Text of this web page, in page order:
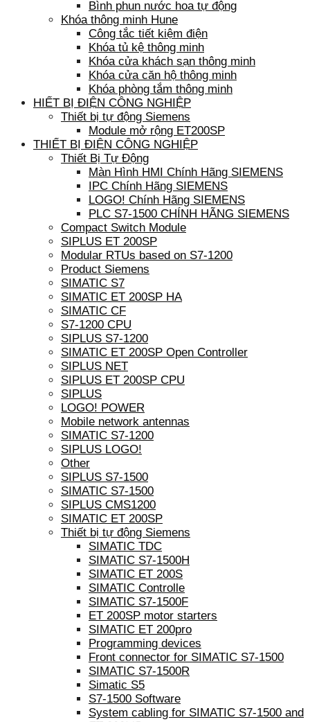
Bình phun nước hoa tự động
Khóa thông minh Hune
Công tắc tiết kiệm điện
Khóa tủ kệ thông minh
Khóa cửa khách sạn thông minh
Khóa cửa căn hộ thông minh
Khóa phòng tắm thông minh
HIẾT BỊ ĐIỆN CÔNG NGHIỆP
Thiết bị tự động Siemens
Module mở rộng ET200SP
THIẾT BỊ ĐIỆN CÔNG NGHIỆP
Thiết Bị Tự Động
Màn Hình HMI Chính Hãng SIEMENS
IPC Chính Hãng SIEMENS
LOGO! Chính Hãng SIEMENS
PLC S7-1500 CHÍNH HÃNG SIEMENS
Compact Switch Module
SIPLUS ET 200SP
Modular RTUs based on S7-1200
Product Siemens
SIMATIC S7
SIMATIC ET 200SP HA
SIMATIC CF
S7-1200 CPU
SIPLUS S7-1200
SIMATIC ET 200SP Open Controller
SIPLUS NET
SIPLUS ET 200SP CPU
SIPLUS
LOGO! POWER
Mobile network antennas
SIMATIC S7-1200
SIPLUS LOGO!
Other
SIPLUS S7-1500
SIMATIC S7-1500
SIPLUS CMS1200
SIMATIC ET 200SP
Thiết bị tự động Siemens
SIMATIC TDC
SIMATIC S7-1500H
SIMATIC ET 200S
SIMATIC Controlle
SIMATIC S7-1500F
ET 200SP motor starters
SIMATIC ET 200pro
Programming devices
Front connector for SIMATIC S7-1500
SIMATIC S7-1500R
Simatic S5
S7-1500 Software
System cabling for SIMATIC S7-1500 and